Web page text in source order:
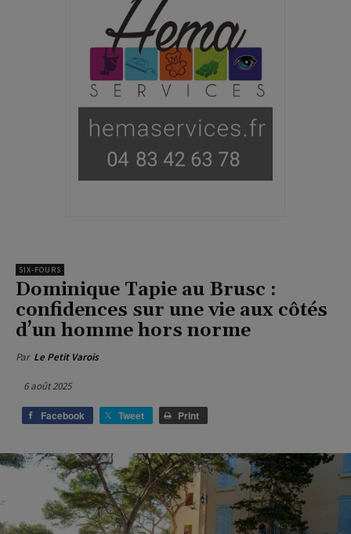
SIX-FOURS
Dominique Tapie au Brusc :
confidences sur une vie aux côtés
d’un homme hors norme
Par Le Petit Varois
6 août 2025
Facebook Tweet Print